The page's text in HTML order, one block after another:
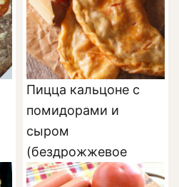
Пицца кальцоне с
помидорами и
сыром
(бездрожжевое
тесто)